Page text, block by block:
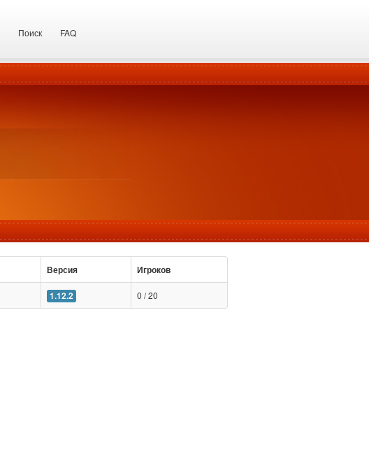
Поиск FAQ
Версия Игроков
1.12.2 0 / 20